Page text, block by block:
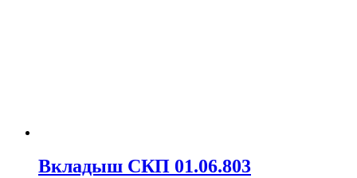
Вкладыш СКП 01.06.803